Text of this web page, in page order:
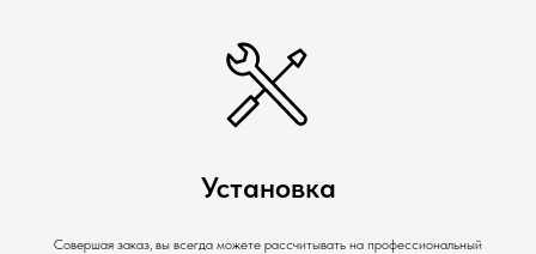
Установка
Совершая заказ, вы всегда можете рассчитывать на профессиональный